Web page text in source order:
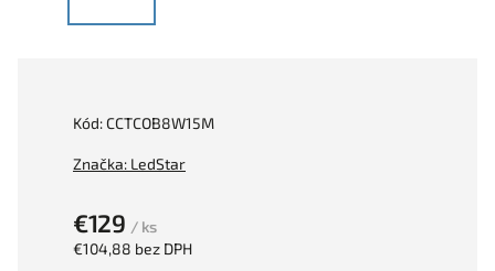
Kód:CCTCOB8W15M
Značka: LedStar
€129 / ks
€104,88 bez DPH